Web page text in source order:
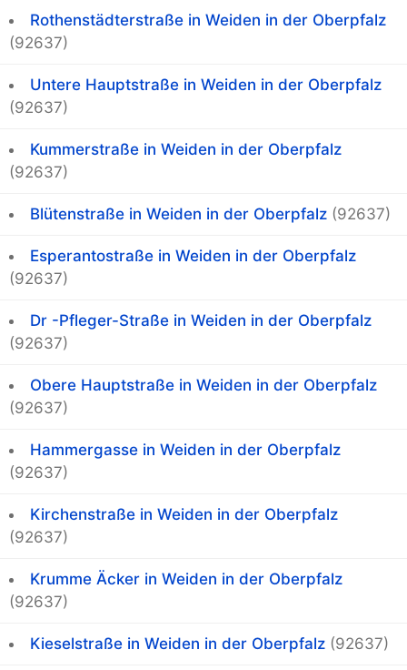
Rothenstädterstraße in Weiden in der Oberpfalz
(92637)
Untere Hauptstraße in Weiden in der Oberpfalz
(92637)
Kummerstraße in Weiden in der Oberpfalz
(92637)
Blütenstraße in Weiden in der Oberpfalz (92637)
Esperantostraße in Weiden in der Oberpfalz
(92637)
Dr -Pfleger-Straße in Weiden in der Oberpfalz
(92637)
Obere Hauptstraße in Weiden in der Oberpfalz
(92637)
Hammergasse in Weiden in der Oberpfalz
(92637)
Kirchenstraße in Weiden in der Oberpfalz
(92637)
Krumme Äcker in Weiden in der Oberpfalz
(92637)
Kieselstraße in Weiden in der Oberpfalz (92637)